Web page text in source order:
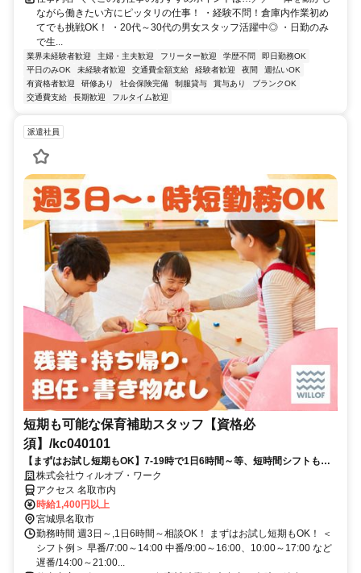
ながら働きたい方にピッタリの仕事！ ・経験不問！倉庫内作業初め
てでも挑戦OK！ ・20代～30代の男女スタッフ活躍中◎ ・日勤のみ
で生...
業界未経験者歓迎 主婦・主夫歓迎 フリーター歓迎 学歴不問
即日勤務OK
平日のみOK
未経験者歓迎 交通費全額支給 経験者歓迎 夜間
週払いOK
有資格者歓迎
研修あり 社会保険完備 制服貸与 賞与あり
ブランクOK
交通費支給
長期歓迎 フルタイム歓迎
派遣社員
短期も可能な保育補助スタッフ【資格必
須】/kc040101
【まずはお試し短期もOK】7-19時で1日6時間～等、短時間シフトも
OK！【ミドル・シニア応援】
株式会社ウィルオブ・ワーク
アクセス 名取市内
時給1,400円以上
宮城県名取市
勤務時間 週3日～,1日6時間～相談OK！ まずはお試し短期もOK！ ＜
シフト例＞ 早番/7:00～14:00 中番/9:00～16:00、10:00～17:00 など
遅番/14:00～21:00...